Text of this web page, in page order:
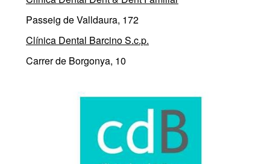
Passeig de Valldaura, 172
Clínica Dental Barcino S.c.p.
Carrer de Borgonya, 10